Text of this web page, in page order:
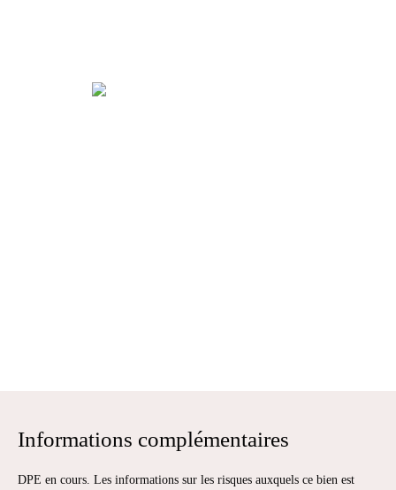
Informations complémentaires
DPE en cours. Les informations sur les risques auxquels ce bien est